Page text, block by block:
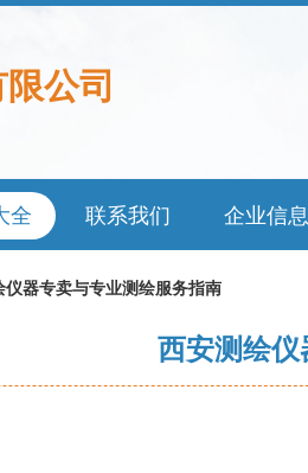
公司
全 联系我们 企业信息
仪器专卖与专业测绘服务指南
西安测绘